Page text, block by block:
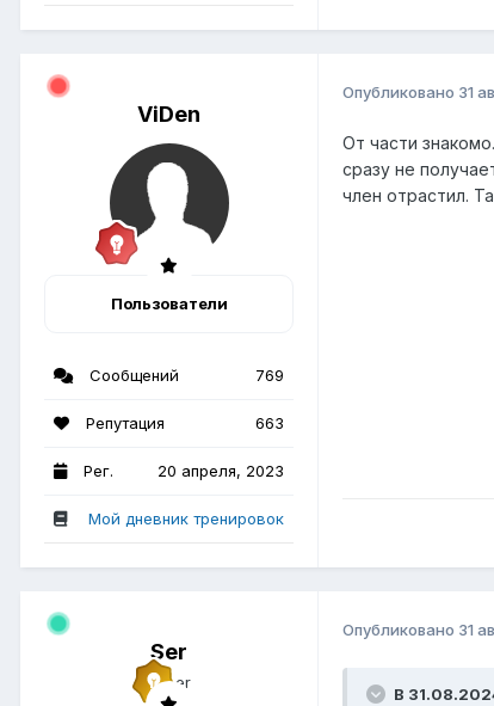
ViDen
Пользователи
Сообщений 769
Репутация 663
Рег. 20 апреля, 2023
Мой дневник тренировок
Опубликовано 31
От части
сразу не
член отрастил.
Ser
Опубликовано 31
В